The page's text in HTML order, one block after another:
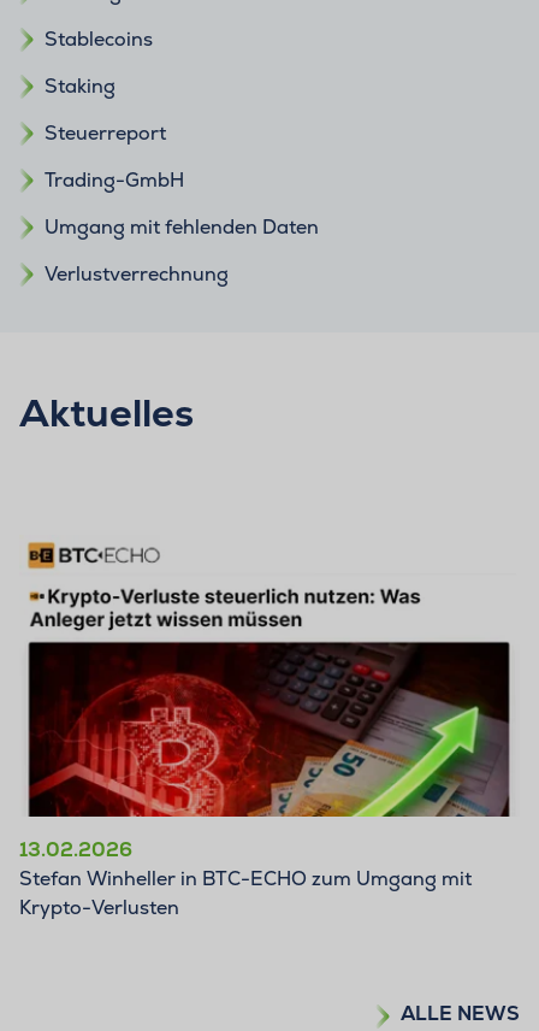
Stablecoins
Staking
Steuerreport
Trading-GmbH
Umgang mit fehlenden Daten
Verlustverrechnung
Aktuelles
13.02.2026
Stefan Winheller in BTC-ECHO zum Umgang mit
Krypto-Verlusten
ALLE NEWS